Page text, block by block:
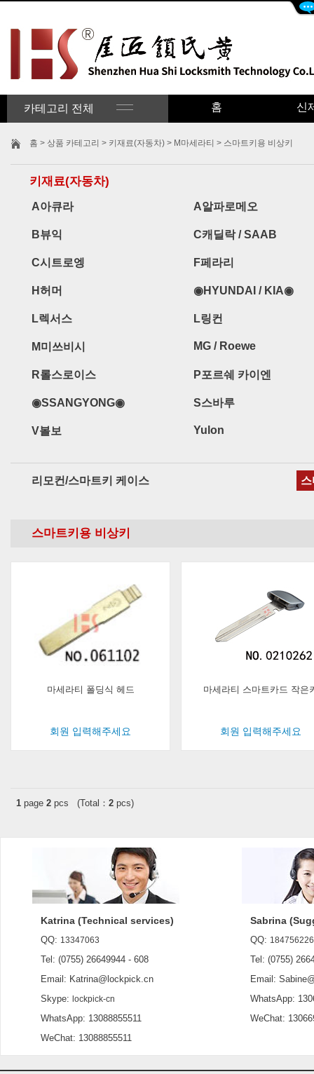
카테고리 전체 홈 신
홈 > 상품 카테고리 > 키재료(자동차) > M마세라티 > 스마트키용 비상키
키재료(자동차)
A아큐라 A알파로메오
B뷰익 C캐딜락 / SAAB
C시트로엥 F페라리
H허머 ◉HYUNDAI / KIA◉
L렉서스 L링컨
M미쓰비시 MG / Roewe
R롤스로이스 P포르쉐 카이엔
◉SSANGYONG◉ S스바루
V볼보 Yulon
리모컨/스마트키 케이스
스마트키용 비상키
마세라티 폴딩식 헤드
회원 입력해주세요
마세라티 스마트카드 작은
회원 입력해주세요
1 page 2 pcs (Total： 2 pcs)
Katrina (Technical services)
QQ: 13347063
Tel: (0755) 26649944 - 608
Email: Katrina@lockpick.cn
Skype: lockpick-cn
WhatsApp: 13088855511
WeChat: 13088855511
Sabrina
QQ: 184756226
Tel: (0755)
Email:
WhatsApp:
WeChat: